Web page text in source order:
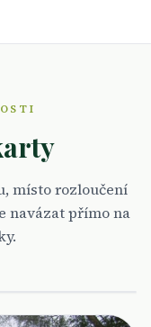
místo rozloučení
navázat přímo na